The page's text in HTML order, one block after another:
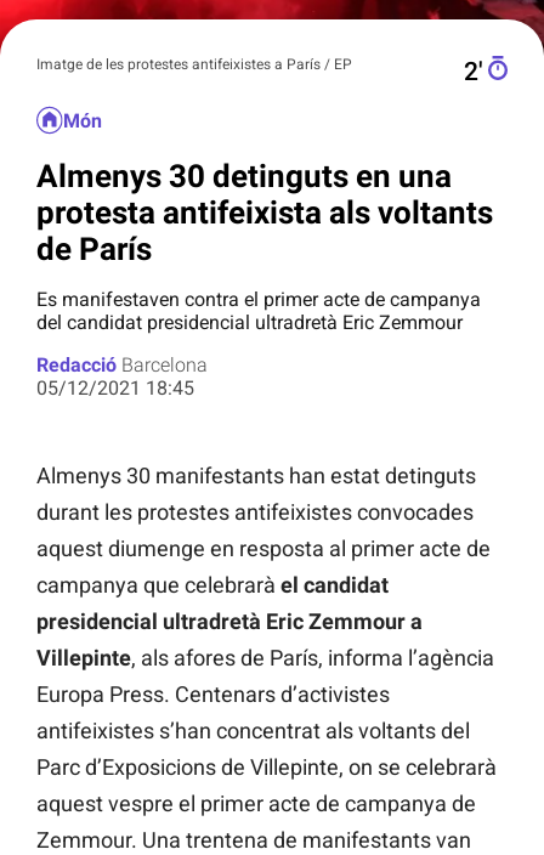
Imatge de les protestes antifeixistes a París / EP 2′
Món
Almenys 30 detinguts en una
protesta antifeixista als voltants
de París
Es manifestaven contra el primer acte de campanya
del candidat presidencial ultradretà Eric Zemmour
Redacció Barcelona
05/12/2021 18:45
Almenys 30 manifestants han estat detinguts
durant les protestes antifeixistes convocades
aquest diumenge en resposta al primer acte de
campanya que celebrarà el candidat
presidencial ultradretà Eric Zemmour a
Villepinte, als afores de París, informa l’agència
Europa Press. Centenars d’activistes
antifeixistes s’han concentrat als voltants del
Parc d’Exposicions de Villepinte, on se celebrarà
aquest vespre el primer acte de campanya de
Zemmour. Una trentena de manifestants van